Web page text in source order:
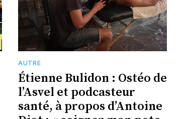
AUTRE
Étienne Bulidon : Ostéo de
l’Asvel et podcasteur
santé, à propos d’Antoine